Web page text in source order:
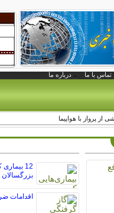
تماس با ما درباره ما
پرواز با هواپیما
12
اقدامات